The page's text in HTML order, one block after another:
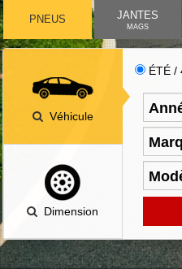
PNEUS JANTES
MAGS
Véhicule
Dimension
ÉTÉ /